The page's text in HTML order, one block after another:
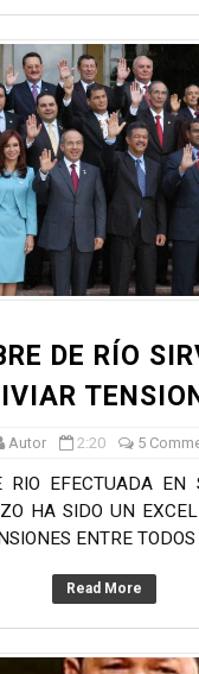
DE RÍO
Autor 2:20 5
EFECTUADA EN
HA SIDO UN
ENTRE TODOS
Read More